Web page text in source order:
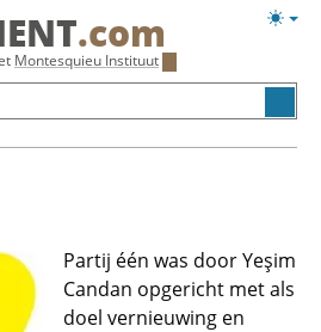
.com
Montesquieu Instituut
Partij één was door Yeşim
Candan opgericht met als
doel vernieuwing en